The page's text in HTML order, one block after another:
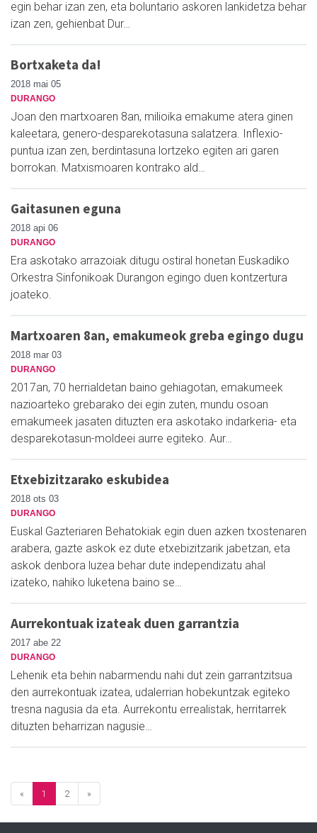
egin behar izan zen, eta boluntario askoren lankidetza behar
izan zen, gehienbat Dur…
Bortxaketa da!
2018 mai 05
DURANGO
Joan den martxoaren 8an, milioika emakume atera ginen
kaleetara, genero-desparekotasuna salatzera. Inflexio-
puntua izan zen, berdintasuna lortzeko egiten ari garen
borrokan. Matxismoaren kontrako ald…
Gaitasunen eguna
2018 api 06
DURANGO
Era askotako arrazoiak ditugu ostiral honetan Euskadiko
Orkestra Sinfonikoak Durangon egingo duen kontzertura
joateko.
Martxoaren 8an, emakumeok greba egingo dugu
2018 mar 03
DURANGO
2017an, 70 herrialdetan baino gehiagotan, emakumeek
nazioarteko grebarako dei egin zuten, mundu osoan
emakumeek jasaten dituzten era askotako indarkeria- eta
desparekotasun-moldeei aurre egiteko. Aur…
Etxebizitzarako eskubidea
2018 ots 03
DURANGO
Euskal Gazteriaren Behatokiak egin duen azken txostenaren
arabera, gazte askok ez dute etxebizitzarik jabetzan, eta
askok denbora luzea behar dute independizatu ahal
izateko, nahiko luketena baino se…
Aurrekontuak izateak duen garrantzia
2017 abe 22
DURANGO
Lehenik eta behin nabarmendu nahi dut zein garrantzitsua
den aurrekontuak izatea, udalerrian hobekuntzak egiteko
tresna nagusia da eta. Aurrekontu errealistak, herritarrek
dituzten beharrizan nagusie…
« 1 2 »